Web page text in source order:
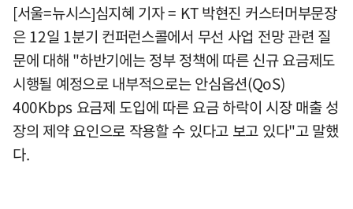
[서울=뉴시스]심지혜 기자 = KT 박현진 커스터머부문장
은 12일 1분기 컨퍼런스콜에서 무선 사업 전망 관련 질
문에 대해 "하반기에는 정부 정책에 따른 신규 요금제도
시행될 예정으로 내부적으로는 안심옵션(QoS)
400Kbps 요금제 도입에 따른 요금 하락이 시장 매출 성
장의 제약 요인으로 작용할 수 있다고 보고 있다"고 말했
다.